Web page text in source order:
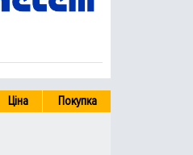
Ціна Покупка